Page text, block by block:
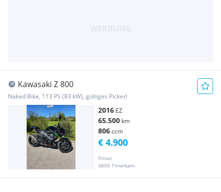
Kawasaki Z 800
Naked Bike, 113 PS (83 kW), gültiges Pickerl
2016 EZ
65.500 km
806ccm
Privat
4850 Timelkam
€ 4.900